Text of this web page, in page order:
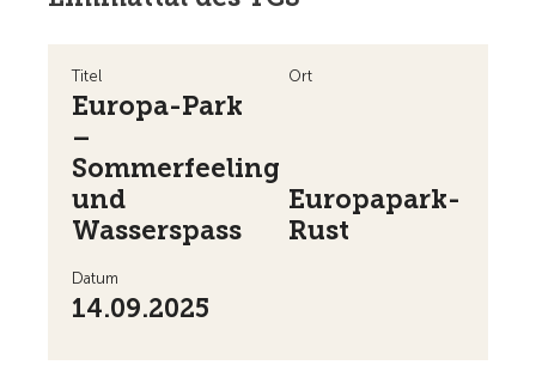
Titel Ort
Europa-Park
–
Sommerfeeling
und
Wasserspass
Europapark-
Rust
Datum
14.09.2025